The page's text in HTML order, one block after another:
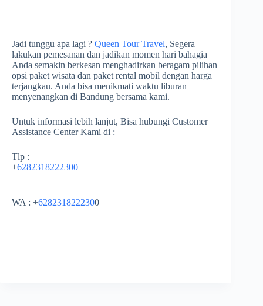
Jadi tunggu apa lagi ? Queen Tour Travel, Segera
lakukan pemesanan dan jadikan momen hari bahagia
Anda semakin berkesan menghadirkan beragam pilihan
opsi paket wisata dan paket rental mobil dengan harga
terjangkau. Anda bisa menikmati waktu liburan
menyenangkan di Bandung bersama kami.
Untuk informasi lebih lanjut, Bisa hubungi Customer
Assistance Center Kami di :
Tlp :
+6282318222300
WA : +6282318222300